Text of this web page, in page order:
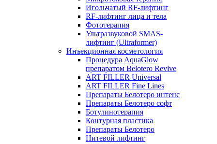
Игольчатый RF-лифтинг
RF-лифтинг лица и тела
Фототерапия
Ультразвуковой SMAS-
лифтинг (Ultraformer)
Инъекционная косметология
Процедура AquaGlow
препаратом Belotero Revive
ART FILLER Universal
ART FILLER Fine Lines
Препараты Белотеро интенс
Препараты Белотеро софт
Ботулинотерапия
Контурная пластика
Препараты Белотеро
Нитевой лифтинг